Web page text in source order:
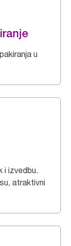
u
i izvedbu.
atraktivni